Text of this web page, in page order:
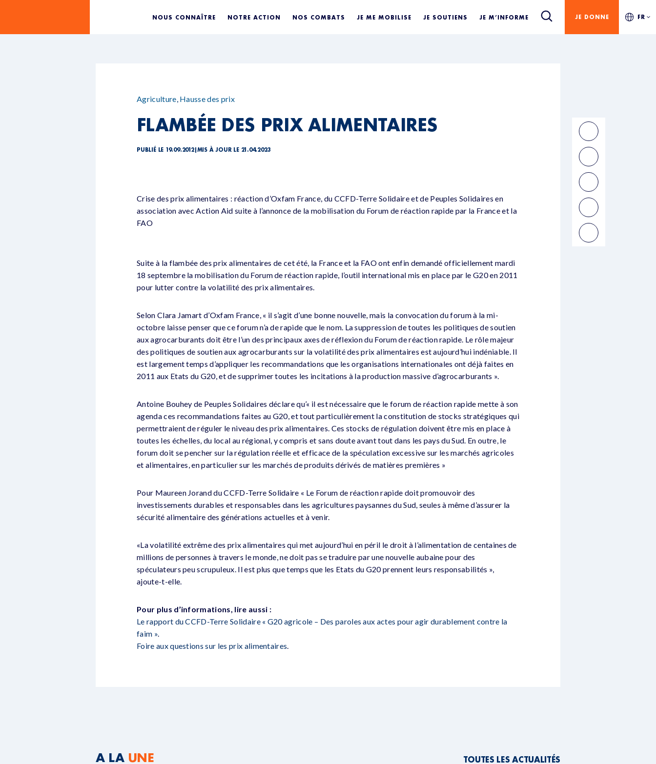
NOUS CONNAÎTRE NOTRE ACTION NOS COMBATS JE ME MOBILISE JE SOUTIENS JE M’INFORME JE DONNE FR
Agriculture, Hausse des prix
FLAMBÉE DES PRIX ALIMENTAIRES
PUBLIÉ LE 19.09.2012| MIS À JOUR LE 21.04.2023
Crise des prix alimentaires : réaction d’Oxfam France, du CCFD-Terre Solidaire et de Peuples Solidaires en
association avec Action Aid suite à l’annonce de la mobilisation du Forum de réaction rapide par la France et la
FAO
Suite à la flambée des prix alimentaires de cet été, la France et la FAO ont enfin demandé officiellement mardi
18 septembre la mobilisation du Forum de réaction rapide, l’outil international mis en place par le G20 en 2011
pour lutter contre la volatilité des prix alimentaires.
Selon Clara Jamart d’Oxfam France, « il s’agit d’une bonne nouvelle, mais la convocation du forum à la mi-
octobre laisse penser que ce forum n’a de rapide que le nom. La suppression de toutes les politiques de soutien
aux agrocarburants doit être l’un des principaux axes de réflexion du Forum de réaction rapide. Le rôle majeur
des politiques de soutien aux agrocarburants sur la volatilité des prix alimentaires est aujourd’hui indéniable. Il
est largement temps d’appliquer les recommandations que les organisations internationales ont déjà faites en
2011 aux Etats du G20, et de supprimer toutes les incitations à la production massive d’agrocarburants ».
Antoine Bouhey de Peuples Solidaires déclare qu’« il est nécessaire que le forum de réaction rapide mette à son
agenda ces recommandations faites au G20, et tout particulièrement la constitution de stocks stratégiques qui
permettraient de réguler le niveau des prix alimentaires. Ces stocks de régulation doivent être mis en place à
toutes les échelles, du local au régional, y compris et sans doute avant tout dans les pays du Sud. En outre, le
forum doit se pencher sur la régulation réelle et efficace de la spéculation excessive sur les marchés agricoles
et alimentaires, en particulier sur les marchés de produits dérivés de matières premières »
Pour Maureen Jorand du CCFD-Terre Solidaire « Le Forum de réaction rapide doit promouvoir des
investissements durables et responsables dans les agricultures paysannes du Sud, seules à même d’assurer la
sécurité alimentaire des générations actuelles et à venir.
«La volatilité extrême des prix alimentaires qui met aujourd’hui en péril le droit à l’alimentation de centaines de
millions de personnes à travers le monde, ne doit pas se traduire par une nouvelle aubaine pour des
spéculateurs peu scrupuleux. Il est plus que temps que les Etats du G20 prennent leurs responsabilités »,
ajoute-t-elle.
Pour plus d’informations, lire aussi :
Le rapport du CCFD-Terre Solidaire « G20 agricole – Des paroles aux actes pour agir durablement contre la
faim ».
Foire aux questions sur les prix alimentaires.
A LA UNE TOUTES LES ACTUALITÉS